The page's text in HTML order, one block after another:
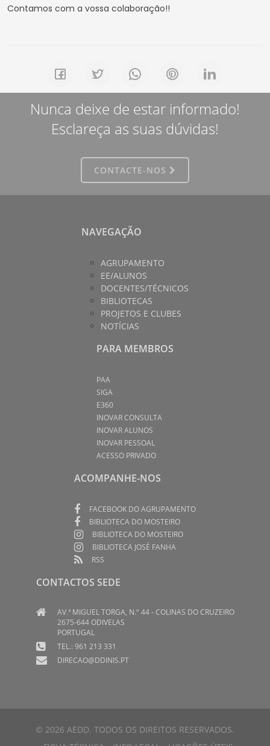
Contamos com a vossa colaboração!!
Nunca deixe de estar informado!
Esclareça as suas dúvidas!
CONTACTE-NOS
NAVEGAÇÃO
AGRUPAMENTO
EE/ALUNOS
DOCENTES/TÉCNICOS
BIBLIOTECAS
PROJETOS E CLUBES
NOTÍCIAS
PARA MEMBROS
PAA
SIGA
E360
INOVAR CONSULTA
INOVAR ALUNOS
INOVAR PESSOAL
ACESSO PRIVADO
ACOMPANHE-NOS
FACEBOOK DO AGRUPAMENTO
BIBLIOTECA DO MOSTEIRO
BIBLIOTECA DO MOSTEIRO
BIBLIOTECA JOSÉ FANHA
RSS
CONTACTOS SEDE
AV.ª MIGUEL TORGA, N.º 44 - COLINAS DO CRUZEIRO
2675-644 ODIVELAS
PORTUGAL
TEL.: 961 213 331
DIRECAO@DDINIS.PT
© 2026 AEDD. TODOS OS DIREITOS RESERVADOS.